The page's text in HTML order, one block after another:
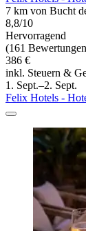
7 km von Bucht
8,8/10
Hervorragend
(161
386 €
inkl. Steuern &
1. Sept.–2. Sept.
Felix Hotels -